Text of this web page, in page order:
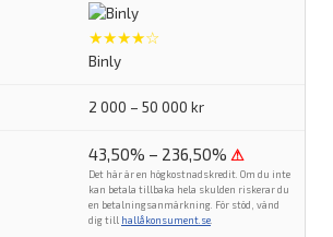
★★★★☆
Binly
2 000 – 50 000 kr
43,50% – 236,50% ⚠
Det här är en högkostnadskredit. Om du inte
kan betala tillbaka hela skulden riskerar du
en betalningsanmärkning. För stöd, vänd
dig till hallåkonsument.se